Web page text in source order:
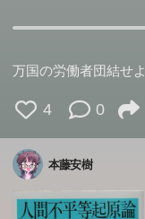
万国の労働者団結せよ
4 0
本藤安樹